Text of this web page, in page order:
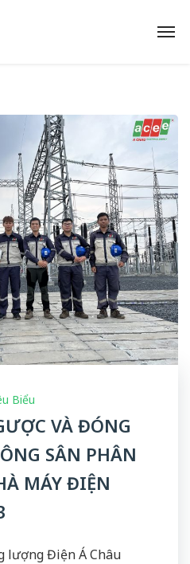
Biểu
VÀ ĐÓNG
SÂN PHÂN
MÁY ĐIỆN
lượng Điện Á Châu